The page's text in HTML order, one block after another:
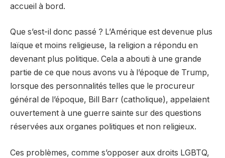
accueil à bord.
Que s’est-il donc passé ? L’Amérique est devenue plus
laïque et moins religieuse, la religion a répondu en
devenant plus politique. Cela a abouti à une grande
partie de ce que nous avons vu à l’époque de Trump,
lorsque des personnalités telles que le procureur
général de l’époque, Bill Barr (catholique), appelaient
ouvertement à une guerre sainte sur des questions
réservées aux organes politiques et non religieux.
Ces problèmes, comme s’opposer aux droits LGBTQ,